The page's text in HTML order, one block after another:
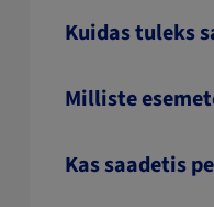
Kuidas tuleks
Milliste
Kas saadetis